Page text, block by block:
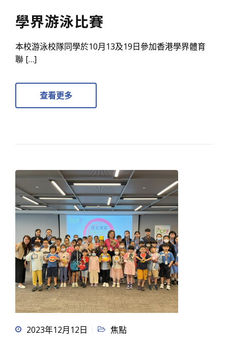
學界游泳比賽
本校游泳校隊同學於10月13及19日參加香港學界體育
聯 […]
查看更多
2023年12月12日 焦點